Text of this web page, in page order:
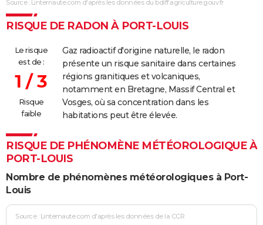
Source : Linternaute.com d'après les données du bdiff.agriculture.gouv.fr
RISQUE DE RADON À PORT-LOUIS
Le risque
est de :
1 / 3
Risque
faible
Gaz radioactif d'origine naturelle, le radon
présente un risque sanitaire dans certaines
régions granitiques et volcaniques,
notamment en Bretagne, Massif Central et
Vosges, où sa concentration dans les
habitations peut être élevée.
RISQUE DE PHÉNOMÈNE MÉTÉOROLOGIQUE À
PORT-LOUIS
Nombre de phénomènes météorologiques à Port-
Louis
Source : Linternaute.com d'après les données de la CCR